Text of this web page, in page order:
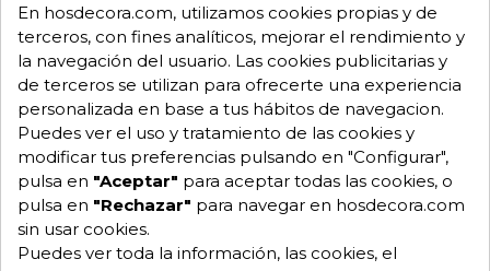
Descripción Detalles de producto
Estantería de pared en inox porta-
barquetas sólida.
Dimensiones: Largo 1200 x Fondo 400 x Altura 310
En hosdecora.com, utilizamos cookies propias y de
terceros, con fines analíticos, mejorar el rendimiento y
la navegación del usuario. Las cookies publicitarias y
de terceros se utilizan para ofrecerte una experiencia
personalizada en base a tus hábitos de navegacion.
Puedes ver el uso y tratamiento de las cookies y
modificar tus preferencias pulsando en "Configurar",
pulsa en "Aceptar" para aceptar todas las cookies, o
pulsa en "Rechazar" para navegar en hosdecora.com
sin usar cookies.
Puedes ver toda la información, las cookies, el